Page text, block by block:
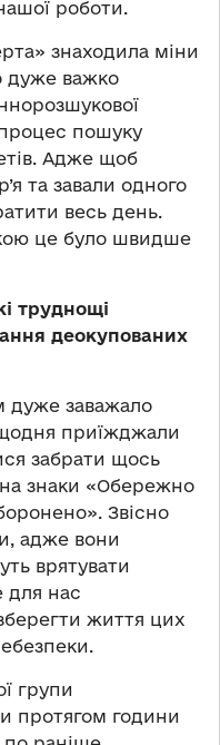
роботи.
знаходила міни
дуже важко
пошуку
Адже щоб
та завали одного
весь день.
це було швидше
труднощі
деокупованих
дуже заважало
приїжджали
забрати щось
на знаки «Обережно
Звісно
адже вони
врятувати
для нас
життя цих
групи
протягом години